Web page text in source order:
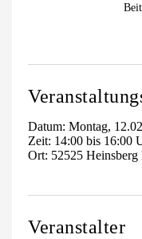
Pinterest
E-
Datum: Montag,
Zeit: 14:00 bis 16:00
Ort: 52525 Heinsberg
Veranstalter